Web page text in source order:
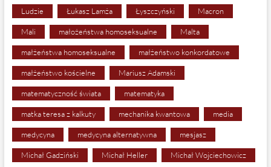
Ludzie Łukasz Lamża Łyszczyński Macron
Mali małożeństwa homoseksualne Malta
małżeństwa homoseksualne małżeństwo konkordatowe
małżeństwo kościelne Mariusz Adamski
matematyczność świata matematyka
matka teresa z kalkuty mechanika kwantowa media
medycyna medycyna alternatywna mesjasz
Michał Gadziński Michał Heller Michał Wojciechowicz